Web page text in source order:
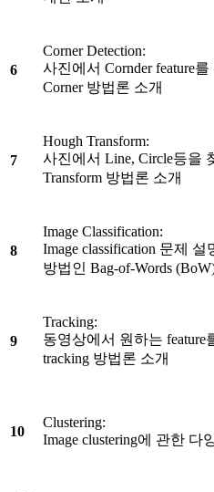
6
Corner Detection:
사진에서 Cornder feature
Corner 방법론 소개
7
Hough Transform:
사진에서 Line, Circle등을
Transform 방법론 소개
8
Image Classification:
Image classification 문제
방법인 Bag-of-Words
9
Tracking:
동영상에서 원하는 feature
tracking 방법론 소개
10
Clustering:
Image clustering에 관한 다